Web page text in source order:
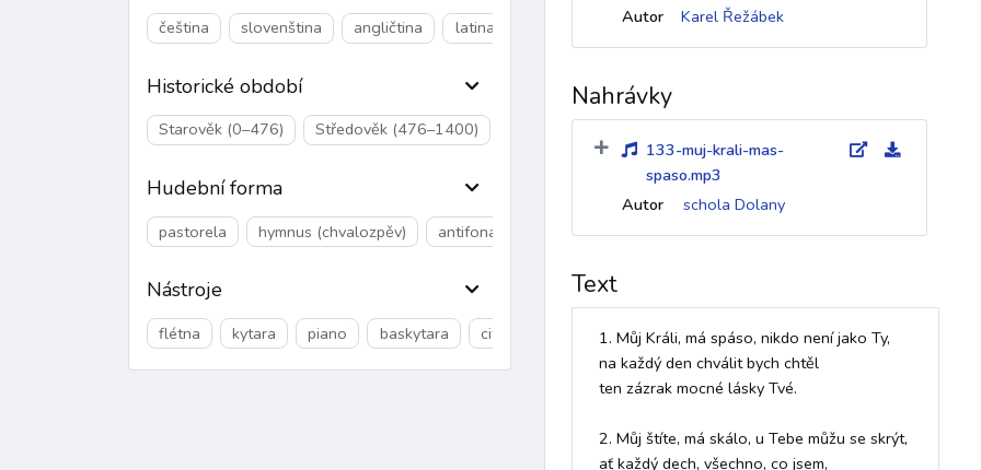
čeština slovenština angličtina latina němčina francouzština
Historické období
Starověk (0–476) Středověk (476–1400)
Hudební forma
pastorela hymnus (chvalozpěv) antifona kánon koleda píseň chorál evangelijní moteto
Nástroje
flétna kytara piano baskytara citera varhany schola / sbor baryton tuba
Autor
Karel Řežábek
Nahrávky
133-muj-krali-mas-
spaso.mp3
Autor
schola Dolany
Text
1. Můj Králi, má spáso, nikdo není jako Ty,
na každý den chválit bych chtěl
ten zázrak mocné lásky Tvé.
2. Můj štíte, má skálo, u Tebe můžu se skrýt,
ať každý dech, všechno, co jsem,